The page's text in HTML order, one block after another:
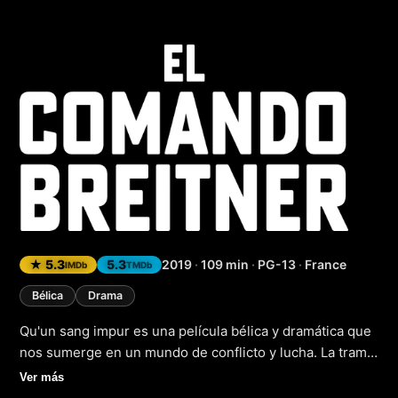
Qu’un sang
★ 5.3IMDb 5.3TMDb 2019 · 109 min · PG-13 · France
Bélica Drama
Qu'un sang impur es una película bélica y dramática que
nos sumerge en un mundo de conflicto y lucha. La trama
sigue a un grupo de personajes que se ven atrapados en
Ver más